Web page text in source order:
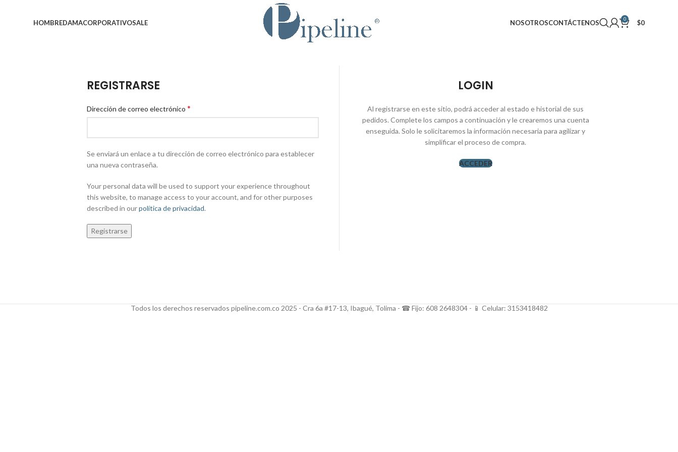
HOMBREDAMACORPORATIVOSALE NOSOTROSCONTÁCTENOS 0 $0
REGISTRARSE
Dirección de correo electrónico *
Se enviará un enlace a tu dirección de correo electrónico para establecer
una nueva contraseña.
Your personal data will be used to support your experience throughout
this website, to manage access to your account, and for other purposes
described in ourpolítica de privacidad.
Registrarse
LOGIN
Al registrarse en este sitio, podrá acceder al estado e historial de sus
pedidos. Complete los campos a continuación y le crearemos una cuenta
enseguida. Solo le solicitaremos la información necesaria para agilizar y
simplificar el proceso de compra.
ACCEDER
Todos los derechos reservados pipeline.com.co 2025 - Cra 6a #17-13, Ibagué, Tolima - ☎ Fijo: 608 2648304 - 📱 Celular: 3153418482